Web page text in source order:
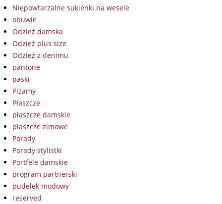
Niepowtarzalne sukienki na wesele
obuwie
Odzież damska
Odzież plus size
Odzież z denimu
pantone
paski
Piżamy
Płaszcze
płaszcze damskie
płaszcze zimowe
Porady
Porady stylistki
Portfele damskie
program partnerski
pudelek modowy
reserved